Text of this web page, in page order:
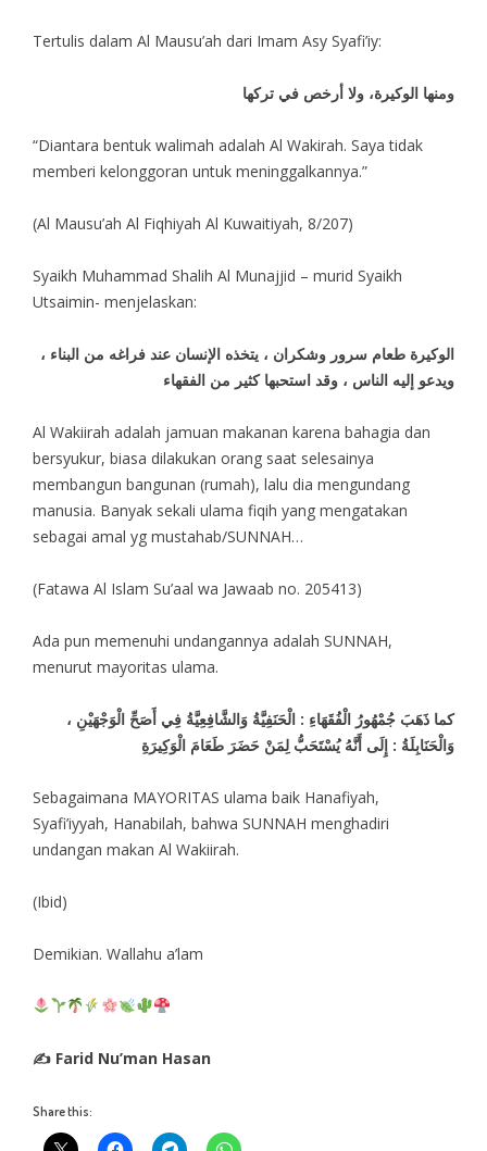
Tertulis dalam Al Mausu’ah dari Imam Asy Syafi’iy:
ومنها الوكيرة، ولا أرخص في تركها
“Diantara bentuk walimah adalah Al Wakirah. Saya tidak
memberi kelonggoran untuk meninggalkannya.”
(Al Mausu’ah Al Fiqhiyah Al Kuwaitiyah, 8/207)
Syaikh Muhammad Shalih Al Munajjid – murid Syaikh
Utsaimin- menjelaskan:
الوكيرة طعام سرور وشكران ، يتخذه الإنسان عند فراغه من البناء ،
ويدعو إليه الناس ، وقد استحبها كثير من الفقهاء
Al Wakiirah adalah jamuan makanan karena bahagia dan
bersyukur, biasa dilakukan orang saat selesainya
membangun bangunan (rumah), lalu dia mengundang
manusia. Banyak sekali ulama fiqih yang mengatakan
sebagai amal yg mustahab/SUNNAH…
(Fatawa Al Islam Su’aal wa Jawaab no. 205413)
Ada pun memenuhi undangannya adalah SUNNAH,
menurut mayoritas ulama.
كما ذَهَبَ جُمْهُورُ الْفُقَهَاءِ : الْحَنَفِيَّةُ وَالشَّافِعِيَّةُ فِي أَصَحِّ الْوَجْهَيْنِ ،
وَالْحَنَابِلَةُ : إِلَى أَنَّهُ يُسْتَحَبُّ لِمَنْ حَضَرَ طَعَامَ الْوَكِيرَةِ
Sebagaimana MAYORITAS ulama baik Hanafiyah,
Syafi’iyyah, Hanabilah, bahwa SUNNAH menghadiri
undangan makan Al Wakiirah.
(Ibid)
Demikian. Wallahu a’lam
✍ Farid Nu’man Hasan
Share this: